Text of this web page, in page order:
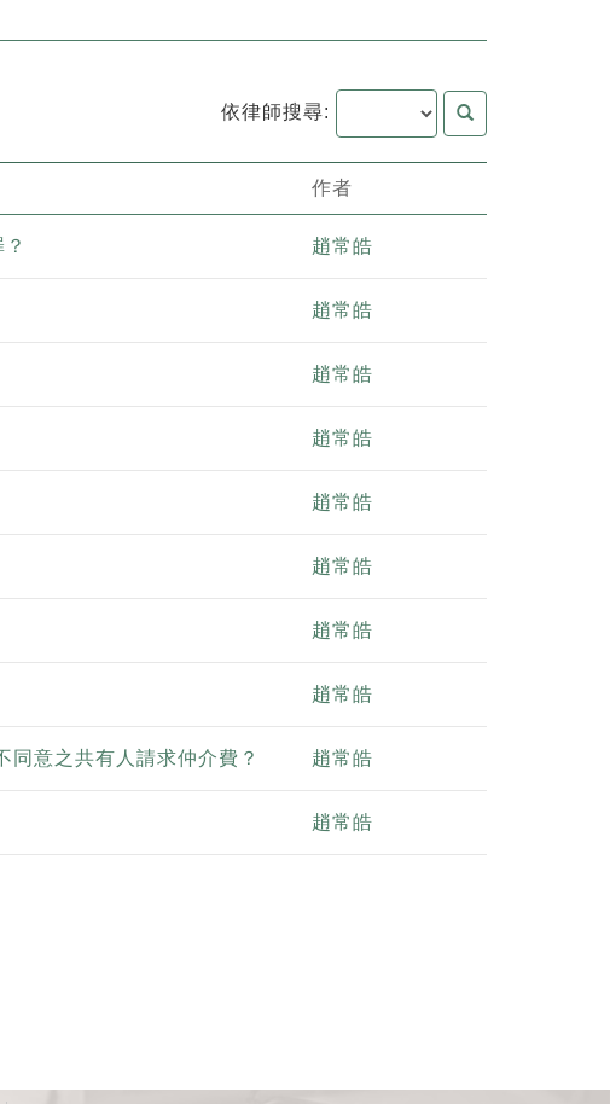
依律師搜尋:
作者
趙常皓
趙常皓
趙常皓
趙常皓
趙常皓
趙常皓
趙常皓
趙常皓
意之共有人請求仲介費？ 趙常皓
趙常皓